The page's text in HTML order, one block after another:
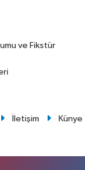
ve Fikstür
İletişim Künye